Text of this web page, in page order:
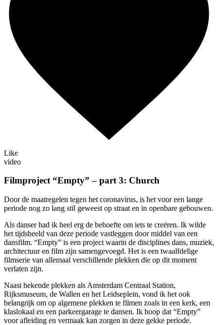
Like
video
Filmproject “Empty” – part 3: Church
Door de maatregelen tegen het coronavirus, is het voor een lange
periode nog zo lang stil geweest op straat en in openbare gebouwen.
Als danser had ik heel erg de behoefte om iets te creëren. Ik wilde
het tijdsbeeld van deze periode vastleggen door middel van een
dansfilm. “Empty” is een project waarin de disciplines dans, muziek,
architectuur en film zijn samengevoegd. Het is een twaalfdelige
filmserie van allemaal verschillende plekken die op dit moment
verlaten zijn.
Naast bekende plekken als Amsterdam Centraal Station,
Rijksmuseum, de Wallen en het Leidseplein, vond ik het ook
belangrijk om op algemene plekken te filmen zoals in een kerk, een
klaslokaal en een parkeergarage te dansen. Ik hoop dat “Empty”
voor afleiding en vermaak kan zorgen in deze gekke periode.